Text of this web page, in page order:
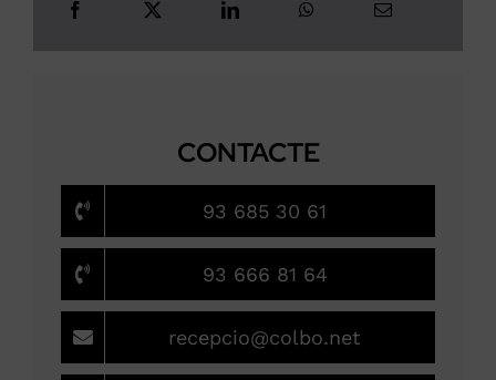
CONTACTE
93 685 30 61
93 666 81 64
recepcio@colbo.net